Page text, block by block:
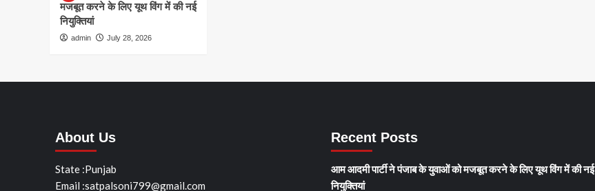
मजबूत करने के लिए यूथ विंग में की नई
नियुक्तियां
admin July 28, 2026
About Us
State :Punjab
Email :satpalsoni799@gmail.com
Recent Posts
आम आदमी पार्टी ने पंजाब के युवाओं को मजबूत करने के लिए यूथ विंग में की नई
नियुक्तियां